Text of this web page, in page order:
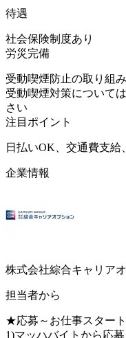
待遇
社会保険制度あり
労災完備
受動喫煙防止の取り組み
受動喫煙対策について
さい
注目ポイント
日払いOK、交通費支給
企業情報
株式会社綜合キャリア
担当者から
★応募～お仕事スター
1)マッハバイトから応募